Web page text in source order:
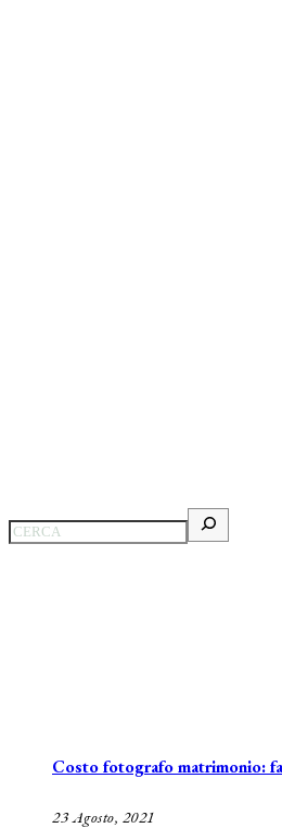
Costo fotografo matrimonio:
23 Agosto, 2021